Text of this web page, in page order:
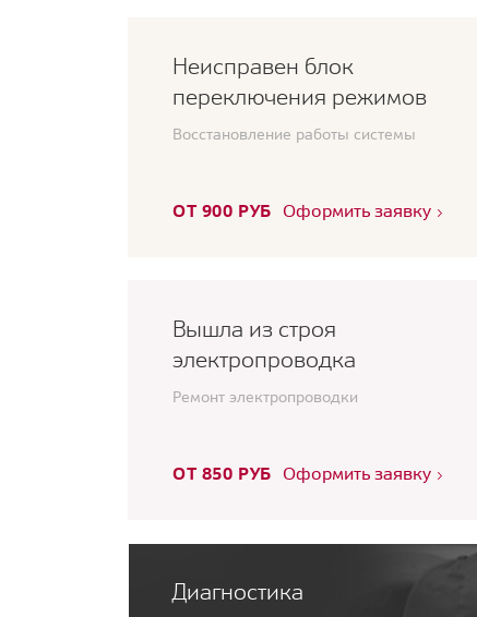
Неисправен блок
переключения режимов
Восстановление работы системы
ОТ 900 РУБ Оформить заявку
Вышла из строя
электропроводка
Ремонт электропроводки
ОТ 850 РУБ Оформить заявку
Диагностика